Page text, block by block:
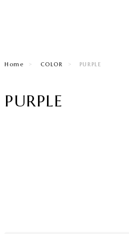
Home COLOR PURPLE
PURPLE